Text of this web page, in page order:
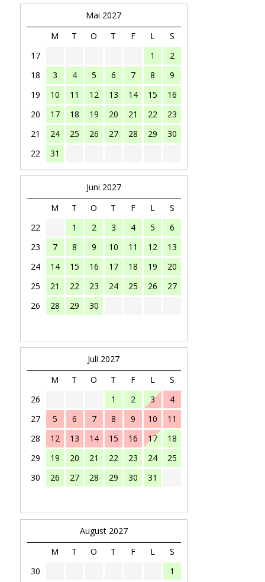
Mai 2027
M
T O T F L
S
17
1
2
18
3 4 5 6 7 8
9
19
10 11 12 13 14 15
16
20
17 18 19 20 21 22
23
21
24 25 26 27 28 29
30
22
31
Juni 2027
M
T O T F L
S
22
1 2 3 4 5
6
23
7 8 9 10 11 12
13
24
14 15 16 17 18 19
20
25
21 22 23 24 25 26
27
26
28 29 30
Juli 2027
M
T O T F L
S
26
1 2 3
4
27
5 6 7 8 9 10
11
28
12 13 14 15 16 17
18
29
19 20 21 22 23 24
25
30
26 27 28 29 30 31
August 2027
M
T O T F L
S
30
1